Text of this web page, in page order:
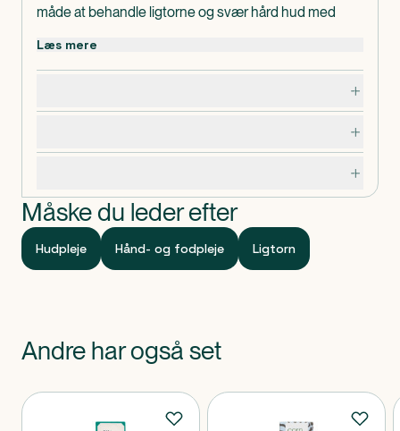
måde at behandle ligtorne og svær hård hud med
Læs mere
Måske du leder efter
Hudpleje Hånd- og fodpleje Ligtorn
Andre har også set
Produkter